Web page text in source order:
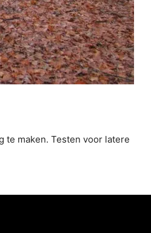
te maken. Testen voor latere